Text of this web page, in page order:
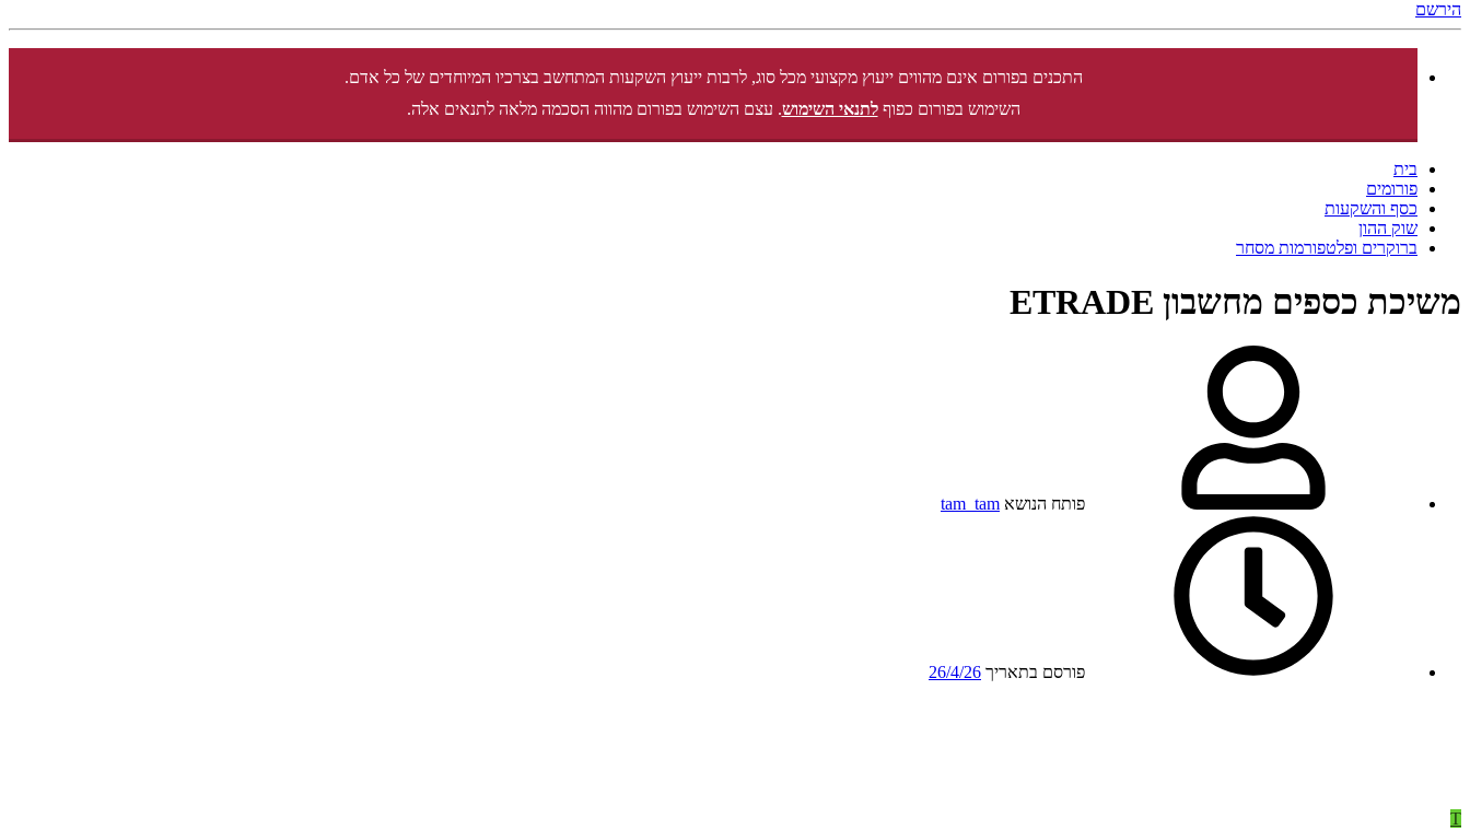
הירשם
התכנים בפורום אינם מהווים ייעוץ מקצועי מכל סוג, לרבות ייעוץ השקעות המתחשב בצרכיו המיוחדים של כל אדם.
השימוש בפורום כפוףלתנאי השימוש. עצם השימוש בפורום מהווה הסכמה מלאה לתנאים אלה.
בית
פורומים
כסף והשקעות
שוק ההון
ברוקרים ופלטפורמות מסחר
משיכת כספים מחשבון ETRADE
פותח הנושא tam_tam
פורסם בתאריך 26/4/26
T